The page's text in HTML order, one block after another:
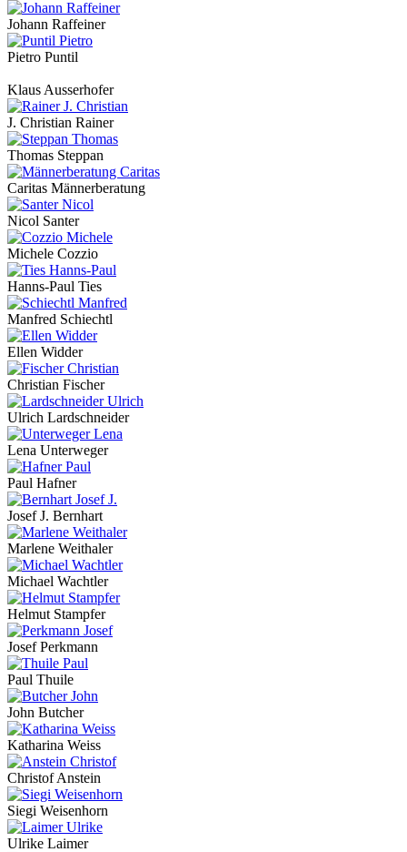
Johann Raffeiner
Pietro Puntil
Klaus Ausserhofer
J. Christian Rainer
Thomas Steppan
Caritas Männerberatung
Nicol Santer
Michele Cozzio
Hanns-Paul Ties
Manfred Schiechtl
Ellen Widder
Christian Fischer
Ulrich Lardschneider
Lena Unterweger
Paul Hafner
Josef J. Bernhart
Marlene Weithaler
Michael Wachtler
Helmut Stampfer
Josef Perkmann
Paul Thuile
John Butcher
Katharina Weiss
Christof Anstein
Siegi Weisenhorn
Ulrike Laimer